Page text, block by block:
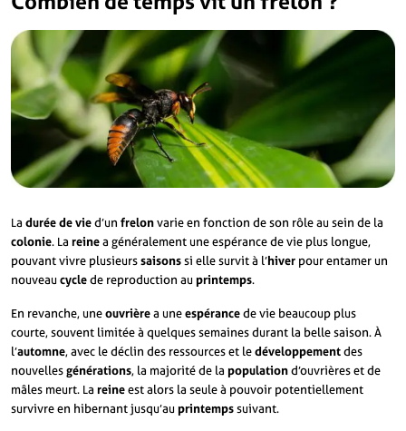
La durée de vied’un frelonvarie en fonction de son rôle au sein de la
colonie. La reinea généralement une espérance de vie plus longue,
pouvant vivre plusieurssaisonssi elle survit à l’hiver pour entamer un
nouveau cyclede reproduction au printemps.
En revanche, uneouvrièrea uneespérancede vie beaucoup plus
courte, souvent limitée à quelques semaines durant la belle saison. À
l’automne, avec le déclin des ressources et ledéveloppementdes
nouvellesgénérations, la majorité de la populationd’ouvrières et de
mâles meurt. La reineest alors la seule à pouvoir potentiellement
survivre en hibernant jusqu’au printempssuivant.